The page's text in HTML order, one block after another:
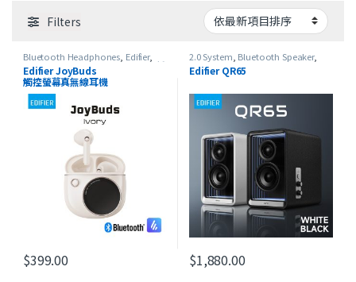
Filters
Bluetooth Headphones Edifier,
HeadSet , In-Ear Headphones 最新
產品
Edifier JoyBuds
觸控螢幕真無線耳機
$399.00
2.0 System Bluetooth Speaker,
Edifier USB Speaker
Edifier QR65
$1,880.00
此產品有多種款式。 可在產品頁